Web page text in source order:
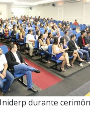
durante